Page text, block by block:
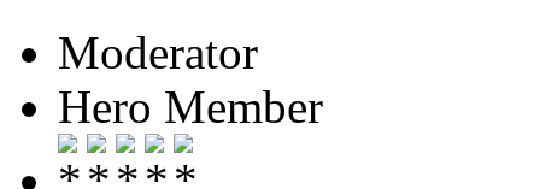
Moderator
Hero Member